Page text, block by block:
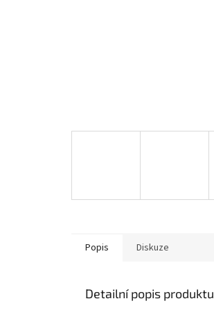
Popis Diskuze
Detailní popis produktu